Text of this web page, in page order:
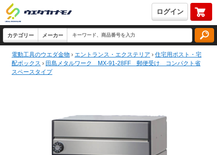
ログイン
電動工具のウエダ金物 › エントランス・エクステリア › 住宅用ポスト・宅
配ボックス › 田島メタルワーク MX-91-28FF 郵便受け コンパクト省
スペースタイプ